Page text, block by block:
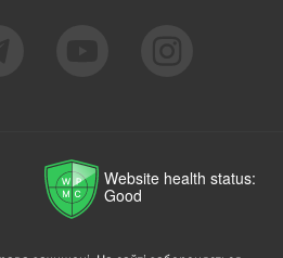
Website health status:
Good